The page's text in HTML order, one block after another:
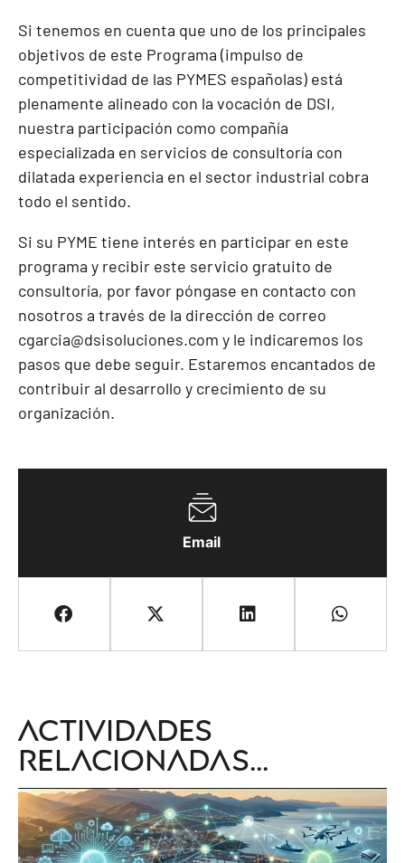
Email
Si tenemos en cuenta que uno de los principales
objetivos de este Programa (impulso de
competitividad de las PYMES españolas) está
plenamente alineado con la vocación de DSI,
nuestra participación como compañía
especializada en servicios de consultoría con
dilatada experiencia en el sector industrial cobra
todo el sentido.
Si su PYME tiene interés en participar en este
programa y recibir este servicio gratuito de
consultoría, por favor póngase en contacto con
nosotros a través de la dirección de correo
cgarcia@dsisoluciones.com y le indicaremos los
pasos que debe seguir. Estaremos encantados de
contribuir al desarrollo y crecimiento de su
organización.
Actividades
relacionadas...